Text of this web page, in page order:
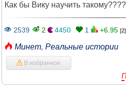
Как бы Вику научить такому????
2539 2 4450 1 +6.95 [2]
Минет, Реальные истории
В избранное